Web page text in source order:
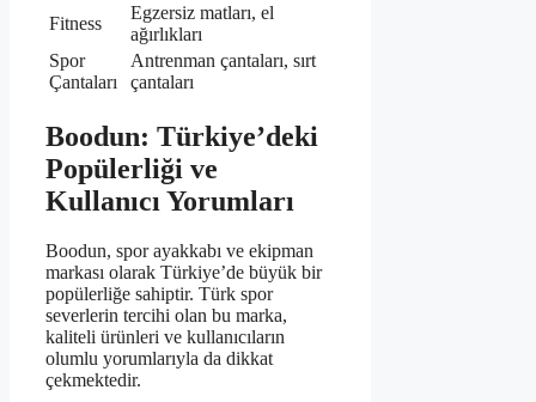
Fitness
Egzersiz matları, el
ağırlıkları
Spor
Çantaları
Antrenman çantaları, sırt
çantaları
Boodun: Türkiye’deki
Popülerliği ve
Kullanıcı Yorumları
Boodun, spor ayakkabı ve ekipman
markası olarak Türkiye’de büyük bir
popülerliğe sahiptir. Türk spor
severlerin tercihi olan bu marka,
kaliteli ürünleri ve kullanıcıların
olumlu yorumlarıyla da dikkat
çekmektedir.